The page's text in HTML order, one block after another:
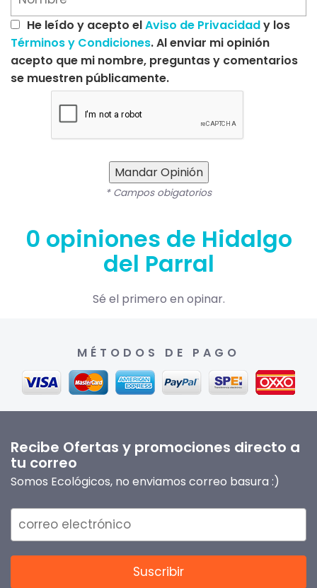
He leído y acepto elAviso de Privacidady los
Términos y Condiciones. Al enviar mi opinión
acepto que mi nombre, preguntas y comentarios
se muestren públicamente.
Mandar Opinión
* Campos obigatorios
0 opiniones de Hidalgo
del Parral
Sé el primero en opinar.
MÉTODOS DE PAGO
Recibe Ofertas y promociones directo a
tu correo
Somos Ecológicos, no enviamos correo basura :)